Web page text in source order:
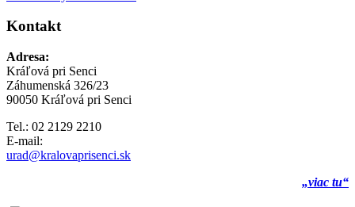
Kontakt
Adresa:
Kráľová pri Senci
Záhumenská 326/23
90050 Kráľová pri Senci
Tel.: 02 2129 2210
E-mail:
urad@kralovaprisenci.sk
„viac tu“